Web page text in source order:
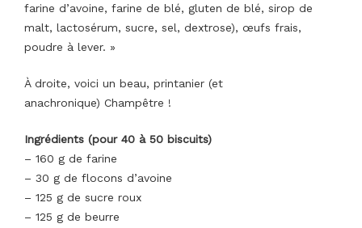
farine d’avoine, farine de blé, gluten de blé, sirop de
malt, lactosérum, sucre, sel, dextrose), œufs frais,
poudre à lever. »
À droite, voici un beau, printanier (et
anachronique) Champêtre !
Ingrédients (pour 40 à 50 biscuits)
– 160 g de farine
– 30 g de flocons d’avoine
– 125 g de sucre roux
– 125 g de beurre